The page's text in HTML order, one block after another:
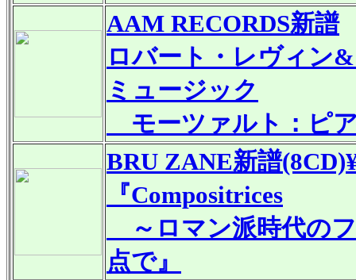
AAM RECORDS新譜
ロバート・レヴィン
ミュージック
モーツァルト：ピ
BRU ZANE新譜
『Compositrices
～ロマン派時代の
点で』